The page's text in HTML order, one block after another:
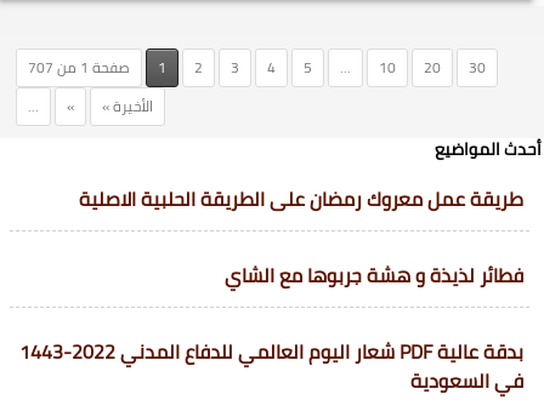
صفحة 1 من 707 1 2 3 4 5 ... 10 20
30
...
» الأخيرة »
أحدث المواضيع
طريقة عمل معروك رمضان على الطريقة الحلبية الاصلية
فطائر لذيذة و هشة جربوها مع الشاي
بدقة عالية PDF شعار اليوم العالمي للدفاع المدني 2022-1443
في السعودية